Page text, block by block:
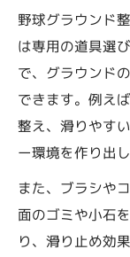
野球グラウンド
は専用の道具選
で、グラウンド
できます。例え
整え、滑りやす
ー環境を作り出し
また、ブラシや
面のゴミや小石
り、滑り止め効